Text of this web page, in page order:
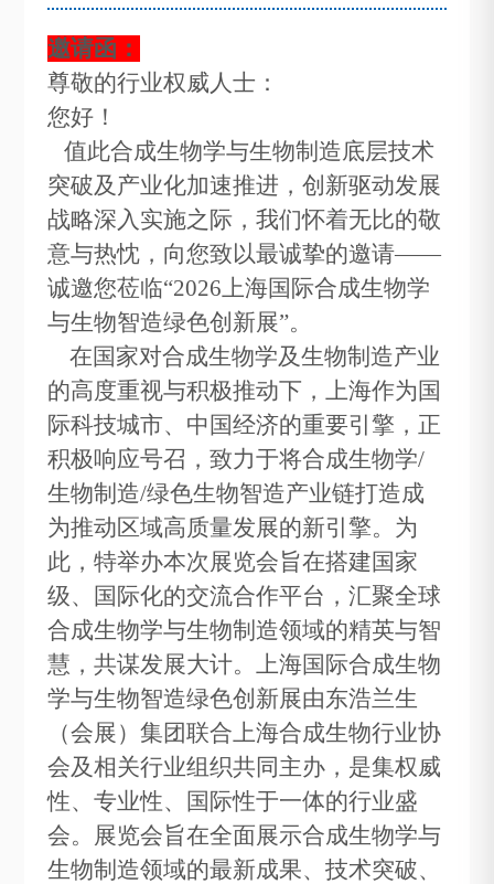
邀请函：
尊敬的行业权威人士：
您好！
值此合成生物学与生物制造底层技术
突破及产业化加速推进，创新驱动发展
战略深入实施之际，我们怀着无比的敬
意与热忱，向您致以最诚挚的邀请——
诚邀您莅临“2026上海国际合成生物学
与生物智造绿色创新展”。
在国家对合成生物学及生物制造产业
的高度重视与积极推动下，上海作为国
际科技城市、中国经济的重要引擎，正
积极响应号召，致力于将合成生物学/
生物制造/绿色生物智造产业链打造成
为推动区域高质量发展的新引擎。为
此，特举办本次展览会旨在搭建国家
级、国际化的交流合作平台，汇聚全球
合成生物学与生物制造领域的精英与智
慧，共谋发展大计。上海国际合成生物
学与生物智造绿色创新展由东浩兰生
（会展）集团联合 上海合成生物行业协
会及相关行业组织共同主办，是集权威
性、专业性、国际性于一体的行业盛
会。展览会旨在全面展示合成生物学与
生物制造领域的最新成果、技术突破、